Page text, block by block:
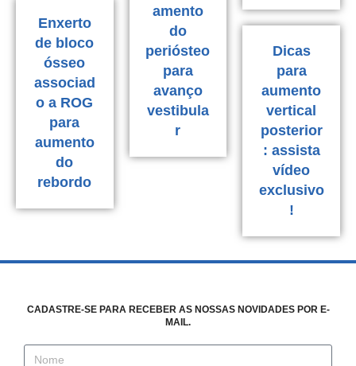
amento
do
periósteo
para
avanço
vestibula
r
Enxerto
de bloco
ósseo
associad
o a ROG
para
aumento
do
rebordo
Dicas
para
aumento
vertical
posterior
: assista
vídeo
exclusivo
!
CADASTRE-SE PARA RECEBER AS NOSSAS NOVIDADES POR E-
MAIL.